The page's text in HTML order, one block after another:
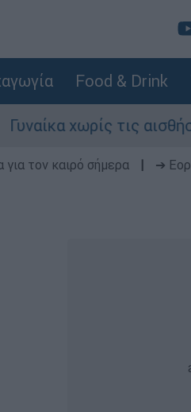
Food & Drink
τις αισθήσεις
τον καιρό σήμερα
➔